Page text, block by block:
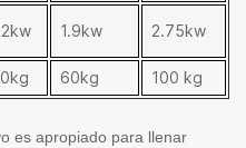
1.9kw 2.75kw
60kg 100 kg
es apropiado para llenar